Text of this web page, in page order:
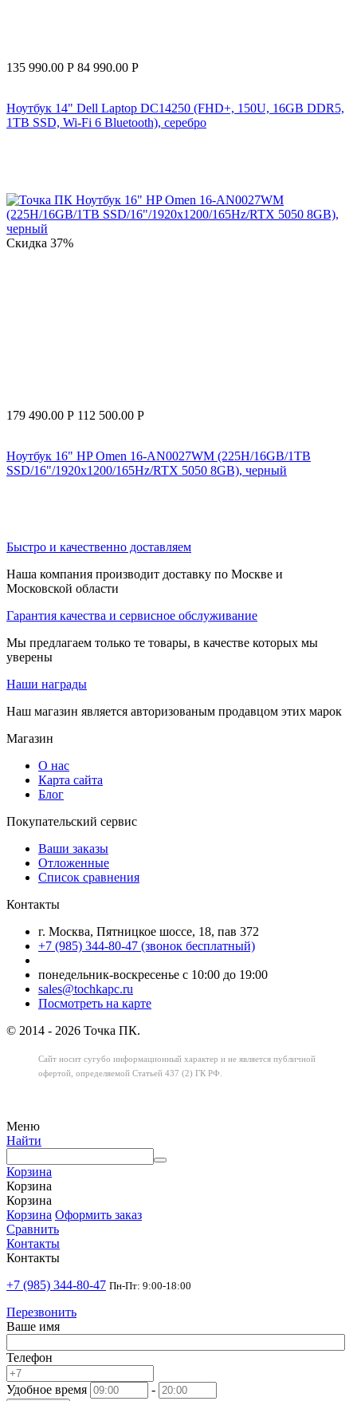
135 990.00 Р 84 990.00 Р
Ноутбук 14" Dell Laptop DC14250 (FHD+, 150U, 16GB DDR5,
1TB SSD, Wi-Fi 6 Bluetooth), серебро
Скидка 37%
179 490.00 Р 112 500.00 Р
Ноутбук 16" HP Omen 16-AN0027WM (225H/16GB/1TB
SSD/16"/1920x1200/165Hz/RTX 5050 8GB), черный
Быстро и качественно доставляем
Наша компания производит доставку по Москве и
Московской области
Гарантия качества и сервисное обслуживание
Мы предлагаем только те товары, в качестве которых мы
уверены
Наши награды
Наш магазин является авторизованым продавцом этих марок
Магазин
О нас
Карта сайта
Блог
Покупательский сервис
Ваши заказы
Отложенные
Список сравнения
Контакты
г. Москва, Пятницкое шоссе, 18, пав 372
+7 (985) 344-80-47 (звонок бесплатный)
понедельник-воскресенье с 10:00 до 19:00
sales@tochkapc.ru
Посмотреть на карте
© 2014 - 2026 Точка ПК.
Сайт носит сугубо информационный характер и не является публичной
офертой, определяемой Статьей 437 (2) ГК РФ.
Меню
Найти
Корзина
Корзина
Корзина
Корзина Оформить заказ
Сравнить
Контакты
Контакты
+7 (985) 344-80-47 Пн-Пт: 9:00-18:00
Перезвонить
Ваше имя
Телефон
Удобное время -